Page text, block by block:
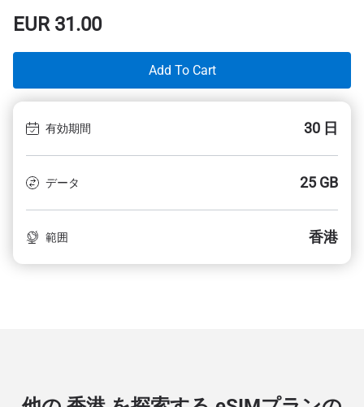
EUR31.00
Add To Cart
有効期間 30 日
データ 25 GB
範囲 香港